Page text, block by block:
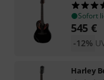
Sofort
545 €
-12%
Harley